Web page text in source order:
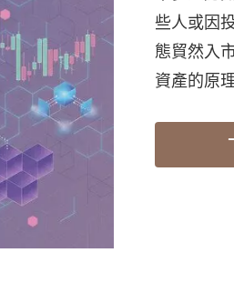
些人或因
態貿然入
資產的原